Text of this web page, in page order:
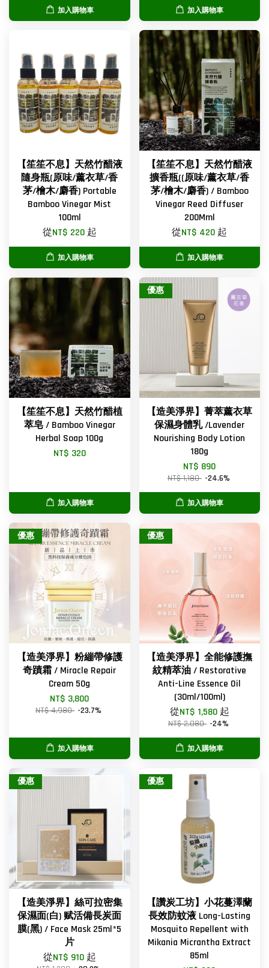
加入購物車 加入購物車
【笙笙不息】天然竹醋液
隨身瓶(原味/薰衣草/香
茅/檜木/麝香) Portable
Bamboo Vinegar Mist
100ml
從NT$ 220 起
加入購物車
【笙笙不息】天然竹醋液
擴香瓶((原味/薰衣草/香
茅/檜木/麝香) / Bamboo
Vinegar Reed Diffuser
200Mml
從NT$ 420 起
加入購物車
【笙笙不息】天然竹醋植
萃皂 / Bamboo Vinegar
Herbal Soap 100g
NT$ 320
加入購物車
優惠
【造美淨界】菁萃薰衣草
保濕身體乳 /Lavender
Nourishing Body Lotion
180g
NT$ 890
NT$ 1,180 -24.6%
加入購物車
優惠
【造美淨界】粉繃帶修護
奇蹟霜 / Miracle Repair
Cream 50g
NT$ 3,800
NT$ 4,980 -23.7%
加入購物車
優惠
【造美淨界】全能修護撫
紋精萃油 / Restorative
Anti-Line Essence Oil
(30ml/100ml)
從NT$ 1,580 起
NT$ 2,080 -24%
加入購物車
優惠
【造美淨界】絲可拉密集
保濕面(白) 赋活備長炭面
膜(黑) / Face Mask 25ml*5
片
從NT$ 910 起
優惠
【讚炭工坊】小花蔓澤蘭
長效防蚊液 Long-Lasting
Mosquito Repellent with
Mikania Micrantha Extract
85ml